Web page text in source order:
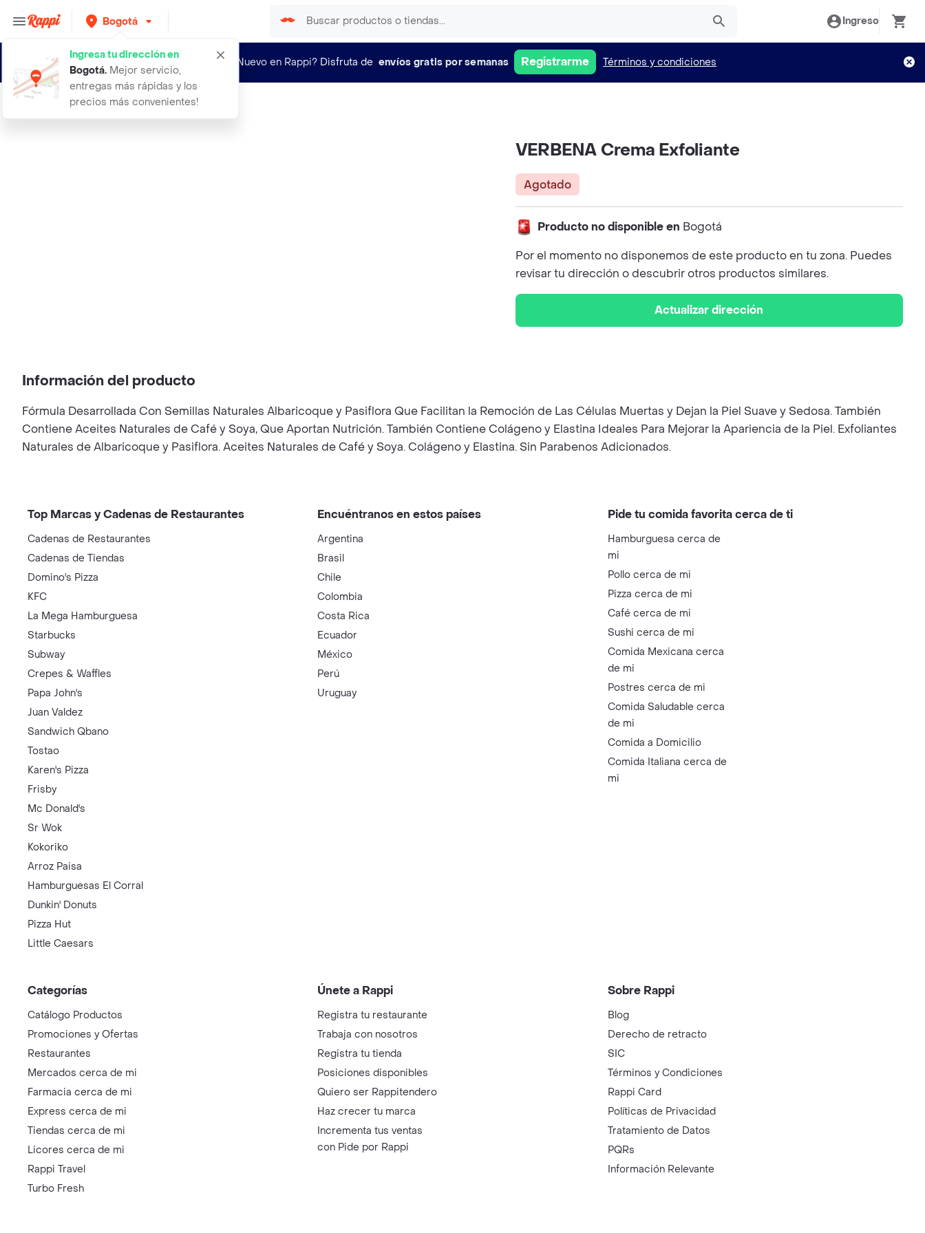
Bogotá
Ingresa tu dirección en
Bogotá. Mejor servicio,
entregas más rápidas y los
precios más convenientes!
Ingreso
¿Nuevo en Rappi? Disfruta de envíos gratis por semanas Registrarme Términos y condiciones
verbena crema exfoliante
VERBENA Crema Exfoliante
Agotado
Producto no disponible en Bogotá
Por el momento no disponemos de este producto en tu zona. Puedes
revisar tu dirección o descubrir otros productos similares.
Actualizar dirección
Información del producto
Fórmula Desarrollada Con Semillas Naturales Albaricoque y Pasiflora Que Facilitan la Remoción de Las Células Muertas y Dejan la Piel Suave y Sedosa. También
Contiene Aceites Naturales de Café y Soya, Que Aportan Nutrición. También Contiene Colágeno y Elastina Ideales Para Mejorar la Apariencia de la Piel. Exfoliantes
Naturales de Albaricoque y Pasiflora. Aceites Naturales de Café y Soya. Colágeno y Elastina. Sin Parabenos Adicionados.
Top Marcas y Cadenas de Restaurantes
Cadenas de Restaurantes
Cadenas de Tiendas
Domino's Pizza
KFC
La Mega Hamburguesa
Starbucks
Subway
Crepes & Waffles
Papa John's
Juan Valdez
Sandwich Qbano
Tostao
Karen's Pizza
Frisby
Mc Donald's
Sr Wok
Kokoriko
Arroz Paisa
Hamburguesas El Corral
Dunkin' Donuts
Pizza Hut
Little Caesars
Encuéntranos en estos países
Argentina
Brasil
Chile
Colombia
Costa Rica
Ecuador
México
Perú
Uruguay
Pide tu comida favorita cerca de ti
Hamburguesa cerca de
mi
Pollo cerca de mi
Pizza cerca de mi
Café cerca de mi
Sushi cerca de mi
Comida Mexicana cerca
de mi
Postres cerca de mi
Comida Saludable cerca
de mi
Comida a Domicilio
Comida Italiana cerca de
mi
Categorías
Catálogo Productos
Promociones y Ofertas
Restaurantes
Mercados cerca de mi
Farmacia cerca de mi
Express cerca de mi
Tiendas cerca de mi
Licores cerca de mi
Rappi Travel
Turbo Fresh
Únete a Rappi
Registra tu restaurante
Trabaja con nosotros
Registra tu tienda
Posiciones disponibles
Quiero ser Rappitendero
Haz crecer tu marca
Incrementa tus ventas
con Pide por Rappi
Sobre Rappi
Blog
Derecho de retracto
SIC
Términos y Condiciones
Rappi Card
Políticas de Privacidad
Tratamiento de Datos
PQRs
Información Relevante